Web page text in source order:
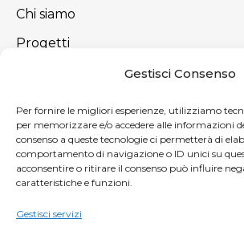
Gestisci Consenso
Per fornire le migliori esperienze, utilizziamo
per memorizzare e/o accedere alle informazioni
consenso a queste tecnologie ci permetterà di
comportamento di navigazione o ID unici su
acconsentire o ritirare il consenso può influire
caratteristiche e funzioni.
Gestisci servizi
Chi siamo
Progetti
Newsletter
Iscriviti alla nostra newsletter